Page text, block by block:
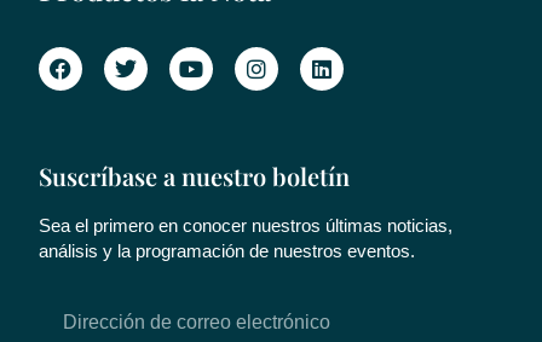
Suscríbase a nuestro boletín
Sea el primero en conocer nuestros últimas noticias,
análisis y la programación de nuestros eventos.